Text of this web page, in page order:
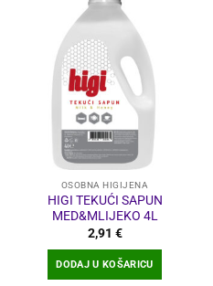
OSOBNA HIGIJENA
HIGI TEKUĆI SAPUN
MED&MLIJEKO 4L
2,91 €
DODAJ U KOŠARICU